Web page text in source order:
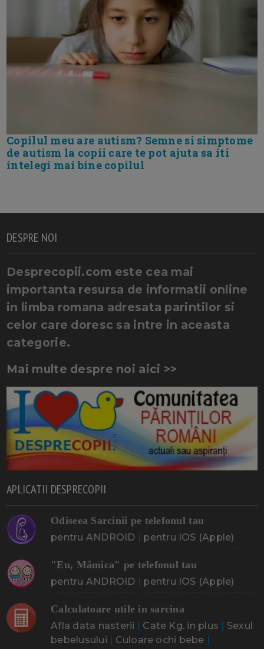
Copilul meu are autism? Semne si simptome
de autism la copii care te pot ajuta sa iti
intelegi mai bine copilul
DESPRE NOI
Desprecopii.com este cea mai
importanta resursa de informatii online
in limba romana adresata parintilor si
celor care doresc sa intre in aceasta
categorie.
Mai multe despre noi aici >>
APLICATII DESPRECOPII
Odiseea Sarcinii pe telefonul tau
pentru ANDROID | pentru IOS (Apple)
"Eu, Mămica" pe telefonul tau
pentru ANDROID | pentru IOS (Apple)
Calculatoare utile in sarcina
Afla data nasterii | Cate Kg. in plus | Sexul
bebelusului | Culoare ochi bebe |